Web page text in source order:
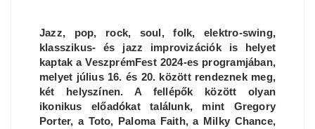
Jazz, pop, rock, soul, folk, elektro-swing,
klasszikus- és jazz improvizációk is helyet
kaptak a VeszprémFest 2024-es programjában,
melyet július 16. és 20. között rendeznek meg,
két helyszínen. A fellépők között olyan
ikonikus előadókat találunk, mint Gregory
Porter, a Toto, Paloma Faith, a Milky Chance,